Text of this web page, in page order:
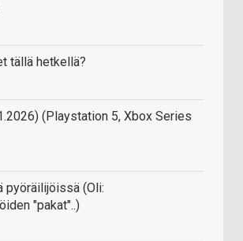
tällä hetkellä?
(Playstation 5, Xbox Series
pyöräilijöissä (Oli:
"pakat"..)